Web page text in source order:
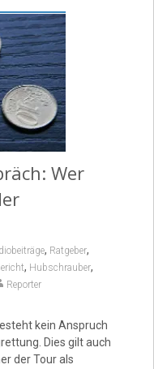
O-Töne,
Wer
, Ratgeber,
, Hubschrauber,
Reporter
kein Anspruch
Dies gilt auch
der Tour als